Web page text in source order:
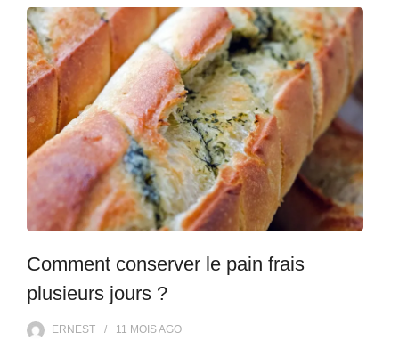
Comment conserver le pain frais
plusieurs jours ?
ERNEST 11 MOISAGO